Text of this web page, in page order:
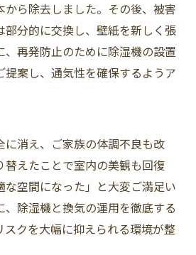
から除去しました。その後、被害
部分的に交換し、壁紙を新しく張
、再発防止のために除湿機の設置
提案し、通気性を確保するようア
に消え、ご家族の体調不良も改
替えたことで室内の美観も回復
な空間になった」と大変ご満足い
、除湿機と換気の運用を徹底する
スクを大幅に抑えられる環境が整